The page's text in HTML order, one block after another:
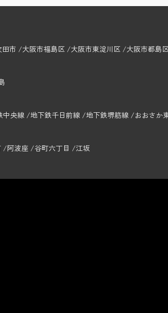
田市 大阪市福島区 大阪市東淀川区 大阪市都島
中央線 地下鉄千日前線 地下鉄堺筋線 おおさか
阿波座 谷町六丁目 江坂